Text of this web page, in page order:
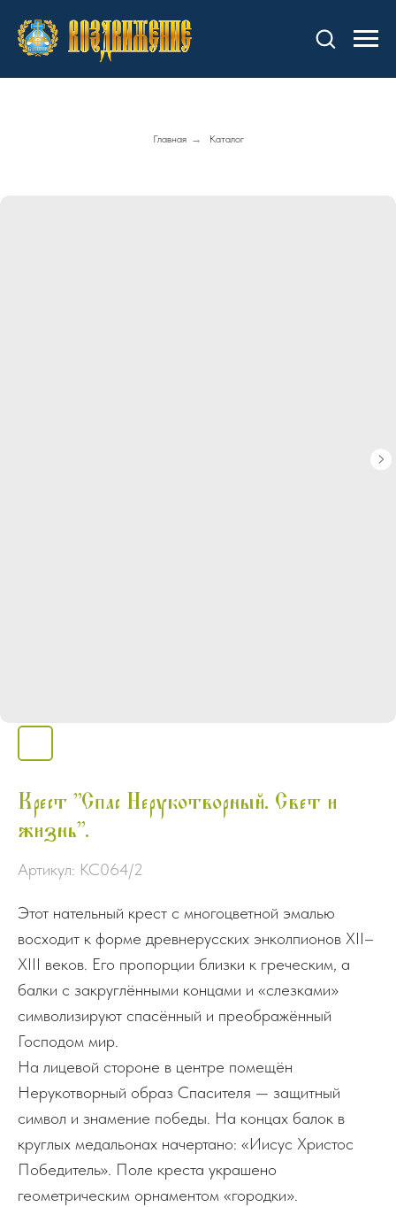
Главная → Каталог
Крест "Спас Нерукотворный. Свет и
жизнь".
Артикул: КС064/2
Этот нательный крест с многоцветной эмалью
восходит к форме древнерусских энколпионов XII–
XIII веков. Его пропорции близки к греческим, а
балки с закруглёнными концами и «слезками»
символизируют спасённый и преображённый
Господом мир.
На лицевой стороне в центре помещён
Нерукотворный образ Спасителя — защитный
символ и знамение победы. На концах балок в
круглых медальонах начертано: «Иисус Христос
Победитель». Поле креста украшено
геометрическим орнаментом «городки».